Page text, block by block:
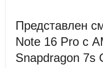
Представлен
Note 16 Pro с
Snapdragon 7s